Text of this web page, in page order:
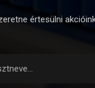
értesülni